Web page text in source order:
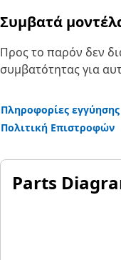
Συμβατά
Προς το παρόν δεν
συμβατότητας για
Πληροφορίες εγγύησης
Πολιτική Επιστροφών
Parts